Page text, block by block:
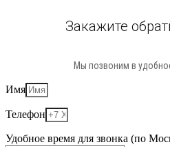
Закажите
Мы позвоним в
Имя
Телефон
Удобное время для звонка (по